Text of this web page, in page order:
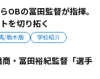
OBの冨田監督が指揮。
を切り拓く
/栃木版 学校紹介
・冨田裕紀監督「選手